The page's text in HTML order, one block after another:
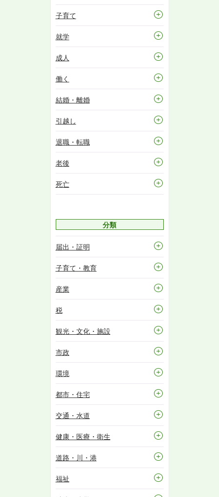
子育て
就学
成人
働く
結婚・離婚
引越し
退職・転職
老後
死亡
分類
届出・証明
子育て・教育
産業
税
観光・文化・施設
市政
環境
都市・住宅
交通・水道
健康・医療・衛生
道路・川・港
福祉